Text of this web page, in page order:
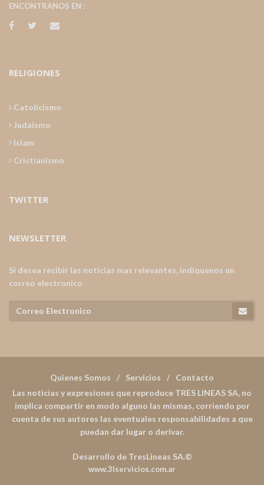
ENCONTRANOS EN :
RELIGIONES
Catolicismo
Judaismo
Islam
Cristianismo
TWITTER
NEWSLETTER
Si desea recibir las noticias mas relevantes, indiquenos un
correo electronico
Quienes Somos Servicios
Contacto
Las noticias y expresiones que reproduce TRES LINEAS SA, no
implica compartir en modo alguno las mismas, corriendo por
cuenta de sus autores las eventuales responsabilidades a que
puedan dar lugar o derivar.
Desarrollo de TresLineas SA.©
www.3lservicios.com.ar